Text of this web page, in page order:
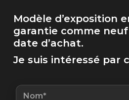
initial
était :
5
300,00 €.
actuel
est :
Modèle d’exposition
garantie comme
date d’achat.
Je suis intéressé par